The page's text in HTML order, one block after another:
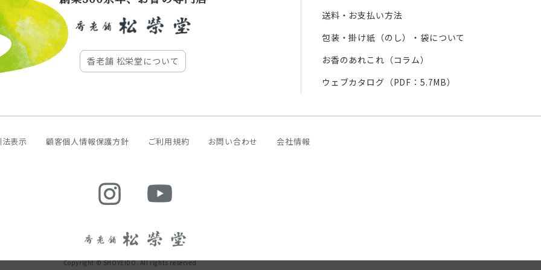
香老舗 松栄堂について
送料・お支払い方法
包装・掛け紙（のし）・袋について
お香のあれこれ（コラム）
ウェブカタログ（PDF：5.7MB）
表示 顧客個人情報保護方針 ご利用規約 お問い合わせ 会社情報
Copyright © SHOYEIDO. All rights reserved